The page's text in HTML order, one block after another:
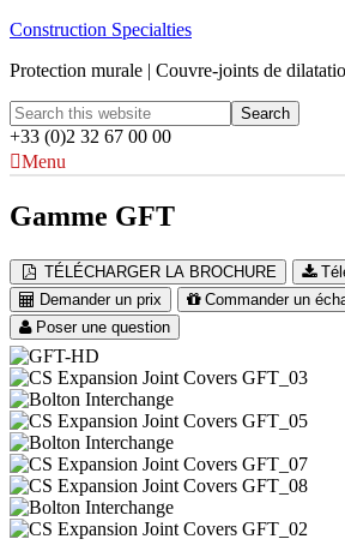
Construction Specialties
Protection murale | Couvre-joints de
+33 (0)2 32 67 00 00
Menu
Gamme GFT
TÉLÉCHARGER LA BROCHURE
Demander un prix
Commander un
Poser une question